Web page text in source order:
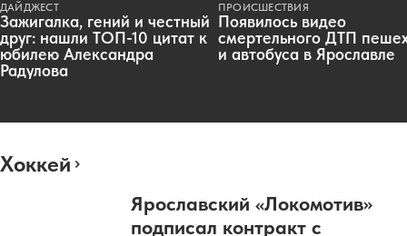
ДАЙДЖЕСТ
Зажигалка, гений и честный
друг: нашли ТОП-10 цитат к
юбилею Александра
Радулова
ПРОИСШЕСТВИЯ
Появилось видео
смертельного ДТП
и автобуса в Ярославле
Хоккей
Ярославский «Локомотив»
подписал контракт с